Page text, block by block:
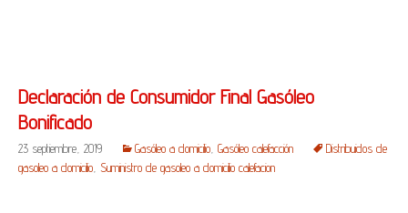
Declaración de Consumidor Final Gasóleo
Bonificado
23 septiembre, 2019 Gasóleo a domicilio Gasóleo calefacción
Distribuidos de
gasoleo a domicilio Suministro de gasoleo a domicilio calefacion